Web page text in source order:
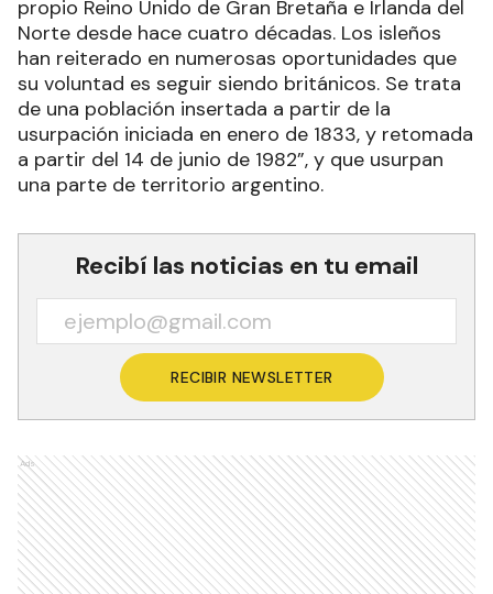
propio Reino Unido de Gran Bretaña e Irlanda del
Norte desde hace cuatro décadas. Los isleños
han reiterado en numerosas oportunidades que
su voluntad es seguir siendo británicos. Se trata
de una población insertada a partir de la
usurpación iniciada en enero de 1833, y retomada
a partir del 14 de junio de 1982”, y que usurpan
una parte de territorio argentino.
Recibí las noticias en tu email
RECIBIR NEWSLETTER
Ads